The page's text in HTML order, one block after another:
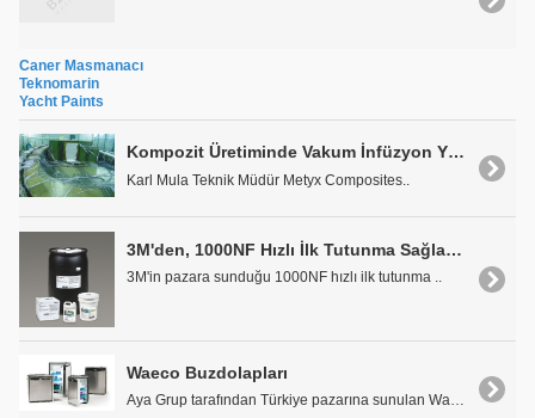
Caner Masmanacı
Teknomarin
Yacht Paints
Kompozit Üretiminde Vakum İnfüzyon Yöntemi
Karl Mula Teknik Müdür Metyx Composites..
3M'den, 1000NF Hızlı İlk Tutunma Sağlayan Su Bazlı Yapıştırıcı
3M'in pazara sunduğu 1000NF hızlı ilk tutunma ..
Waeco Buzdolapları
Aya Grup tarafından Türkiye pazarına sunulan Waeco..